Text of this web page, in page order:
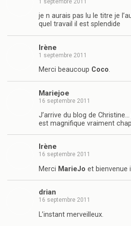
1 septembre 2011
je n aurais pas lu le titre je
quel travail il est splendide
Irène
1 septembre 2011
Merci beaucoup Coco.
Mariejoe
16 septembre 2011
J’arrive du blog de
est magnifique vraiment
Irène
16 septembre 2011
Merci MarieJo et bienvenue
drian
16 septembre 2011
L’instant merveilleux.